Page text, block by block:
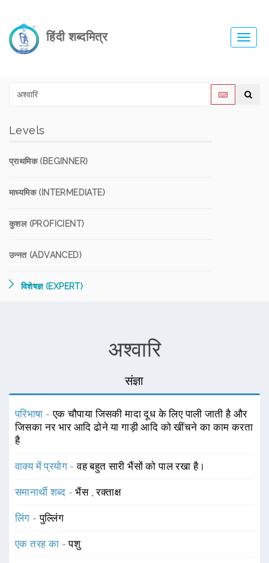
हिंदी शब्दमित्र
Levels
प्राथमिक (BEGINNER)
माध्यमिक (INTERMEDIATE)
कुशल (PROFICIENT)
उन्नत (ADVANCED)
विशेषज्ञ (EXPERT)
अश्वारि
संज्ञा
परिभाषा -एक चौपाया जिसकी मादा दूध के लिए पाली जाती है और
जिसका नर भार आदि ढोने या गाड़ी आदि को खींचने का काम करता
है
वाक्य में प्रयोग -वह बहुत सारी भैंसों को पाल रखा है।
समानार्थी शब्द -भैंस ,रक्ताक्ष
लिंग -पुल्लिंग
एक तरह का -पशु